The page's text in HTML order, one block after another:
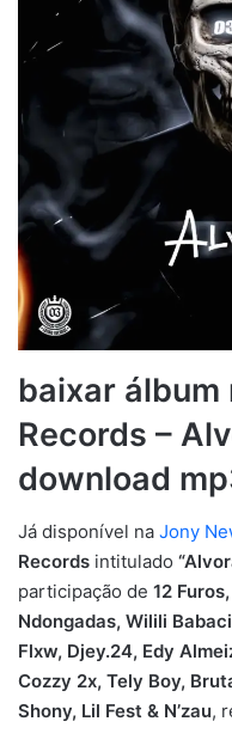
baixar álbum
Records –
download
Já disponível na Jony
Records intitulado
participação de 12
Ndongadas, Wilili
Flxw, Djey.24, Edy
Cozzy 2x, Tely Boy,
Shony, Lil Fest & N’zau,